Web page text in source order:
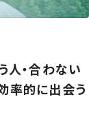
人・合わない
率的に出会う